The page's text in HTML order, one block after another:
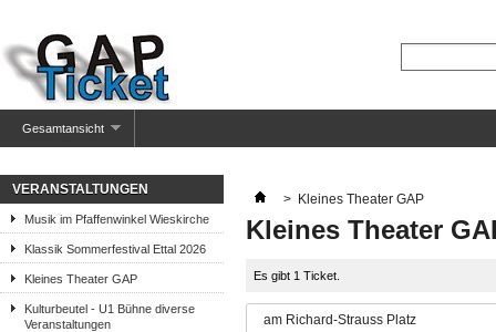
Gesamtansicht
VERANSTALTUNGEN
Musik im Pfaffenwinkel Wieskirche
Klassik Sommerfestival Ettal 2026
Kleines Theater GAP
Kulturbeutel - U1 Bühne diverse
Veranstaltungen
> Kleines Theater GAP
Kleines Theater
Es gibt 1 Ticket.
am Richard-Strauss Platz